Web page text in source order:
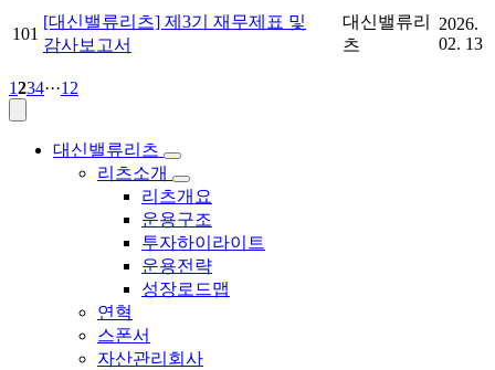
101
[대신밸류리츠] 제3기 재무제표 및
감사보고서
대신밸류리
츠
2026.
02. 13
1234···12
대신밸류리츠
리츠소개
리츠개요
운용구조
투자하이라이트
운용전략
성장로드맵
연혁
스폰서
자산관리회사